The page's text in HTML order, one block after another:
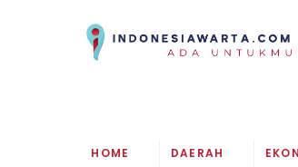
HOME DAERAH